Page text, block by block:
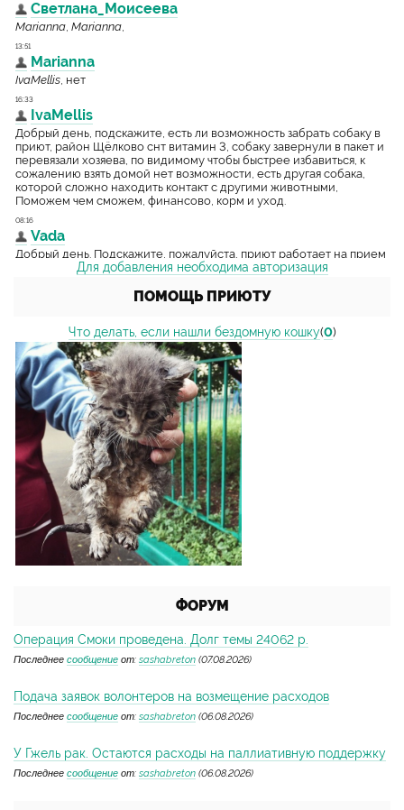
Для добавления необходима авторизация
ПОМОЩЬ ПРИЮТУ
Что делать, если нашли бездомную кошку(0)
ФОРУМ
Операция Смоки проведена. Долг темы 24062 р.
Последнее сообщение от: sashabreton (07.08.2026)
Подача заявок волонтеров на возмещение расходов
Последнее сообщение от: sashabreton (06.08.2026)
У Гжель рак. Остаются расходы на паллиативную поддержку
Последнее сообщение от: sashabreton (06.08.2026)